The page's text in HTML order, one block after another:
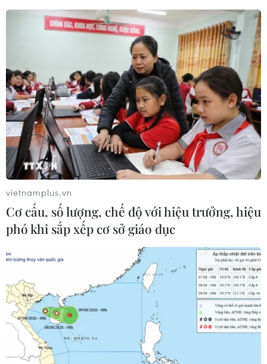
vietnamplus.vn
Cơ cấu, số lượng, chế độ với hiệu trưởng, hiệu
phó khi sắp xếp cơ sở giáo dục